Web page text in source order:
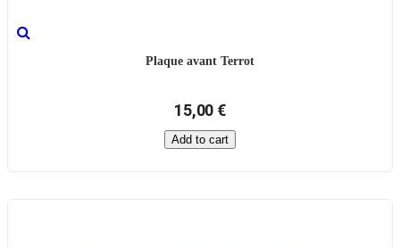
Plaque avant Terrot
15,00 €
Add to cart